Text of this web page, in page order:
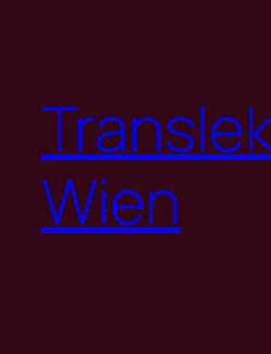
Wien